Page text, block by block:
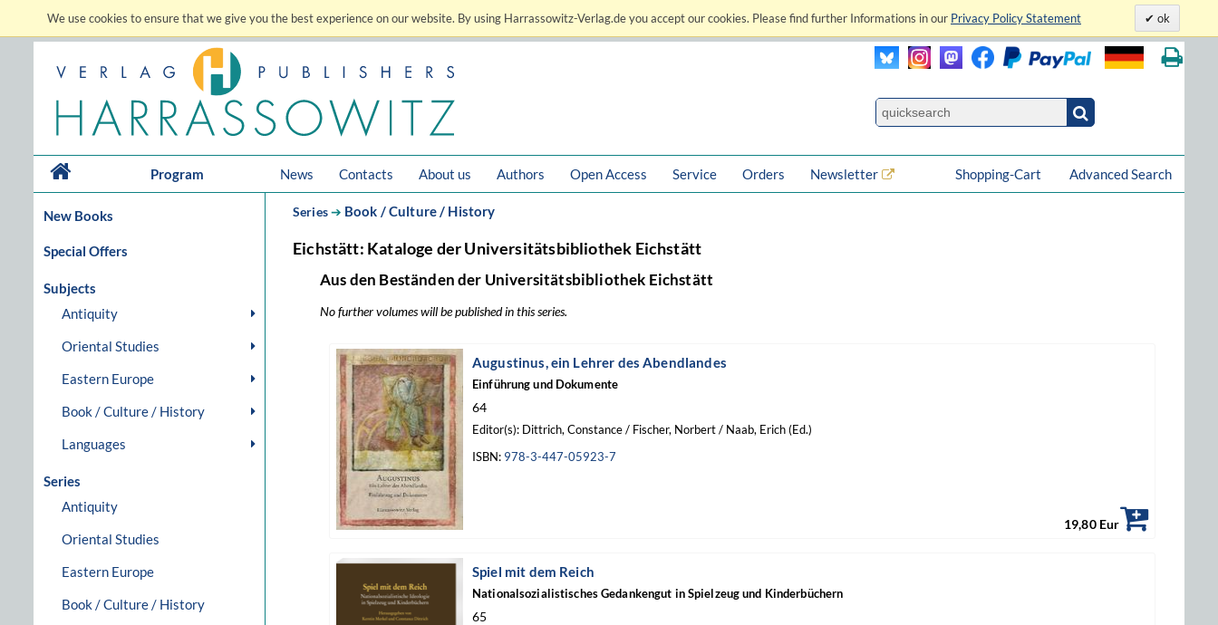
We use cookies to ensure that we give you the best experience on our website. By using Harrassowitz-Verlag.de you accept our cookies. Please find further Informations in our Privacy Policy Statement ok
Program News Contacts About us Authors Open Access Service Orders Newsletter Advanced Search
Shopping-Cart
New Books
Special Offers
Subjects
Antiquity
Oriental Studies
Eastern Europe
Book / Culture / History
Languages
Series
Antiquity
Oriental Studies
Eastern Europe
Book / Culture / History
Series➔ Book / Culture / History
Eichstätt: Kataloge der Universitätsbibliothek Eichstätt
Aus den Beständen der Universitätsbibliothek Eichstätt
No further volumes will be published in this series.
Augustinus, ein Lehrer des Abendlandes
Einführung und Dokumente
64
Editor(s): Dittrich, Constance / Fischer, Norbert / Naab, Erich (Ed.)
ISBN: 978-3-447-05923-7
19,80 Eur
Spiel mit dem Reich
Nationalsozialistisches Gedankengut in Spielzeug und Kinderbüchern
65